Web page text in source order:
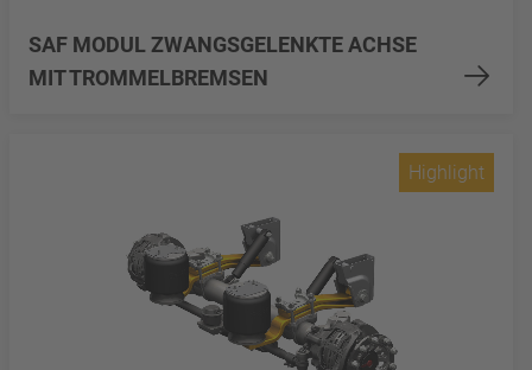
SAF MODUL ZWANGSGELENKTE ACHSE
MIT TROMMELBREMSEN
Highlight